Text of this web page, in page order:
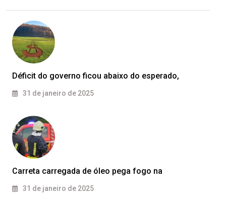
Déficit do governo ficou abaixo do esperado,
31 de janeiro de 2025
Carreta carregada de óleo pega fogo na
31 de janeiro de 2025